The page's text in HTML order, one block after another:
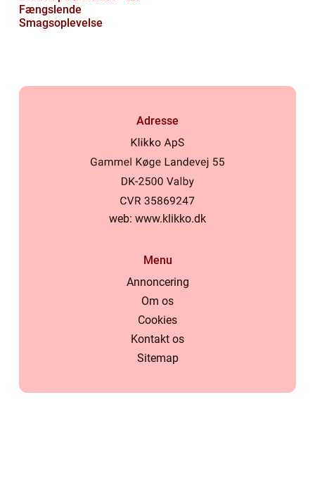
Fængslende
Smagsoplevelse
Adresse
web: www.klikko.dk
Menu
Annoncering
Om os
Cookies
Kontakt os
Sitemap